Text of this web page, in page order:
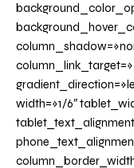
width=»1/6″